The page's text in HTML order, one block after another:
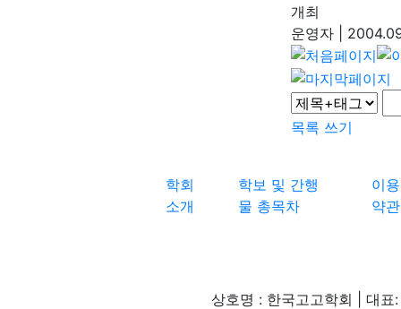
개최
운영자
목록 쓰기
학회
소개
학보 및 간행
물 총목차
이용
약관
상호명 : 한국고고학회 | 대